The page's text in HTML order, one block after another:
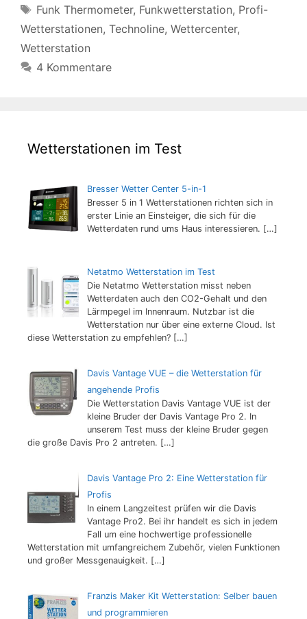
Schlagwörter
Funk Thermometer, Funkwetterstation, Profi-
Wetterstationen, Technoline, Wettercenter,
Wetterstation
4 Kommentare
Wetterstationen im Test
Bresser Wetter Center 5-in-1
Bresser 5 in 1 Wetterstationen richten sich in
erster Linie an Einsteiger, die sich für die
Wetterdaten rund ums Haus interessieren. […]
Netatmo Wetterstation im Test
Die Netatmo Wetterstation misst neben
Wetterdaten auch den CO2-Gehalt und den
Lärmpegel im Innenraum. Nutzbar ist die
Wetterstation nur über eine externe Cloud. Ist
diese Wetterstation zu empfehlen? […]
Davis Vantage VUE – die Wetterstation für
angehende Profis
Die Wetterstation Davis Vantage VUE ist der
kleine Bruder der Davis Vantage Pro 2. In
unserem Test muss der kleine Bruder gegen
die große Davis Pro 2 antreten. […]
Davis Vantage Pro 2: Eine Wetterstation für
Profis
In einem Langzeitest prüfen wir die Davis
Vantage Pro2. Bei ihr handelt es sich in jedem
Fall um eine hochwertige professionelle
Wetterstation mit umfangreichem Zubehör, vielen Funktionen
und großer Messgenauigkeit. […]
Franzis Maker Kit Wetterstation: Selber bauen
und programmieren